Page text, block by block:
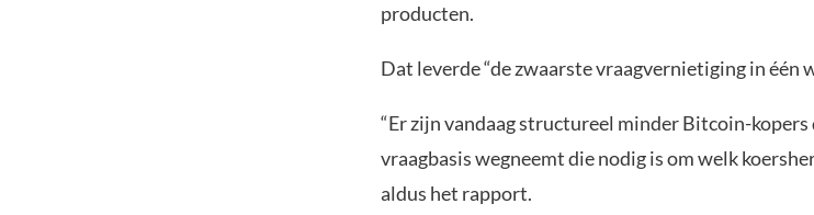
producten.
Dat leverde “de zwaarste vraagvernietiging in één
“Er zijn vandaag structureel minder Bitcoin-kopers
vraagbasis wegneemt die nodig is om welk
aldus het rapport.